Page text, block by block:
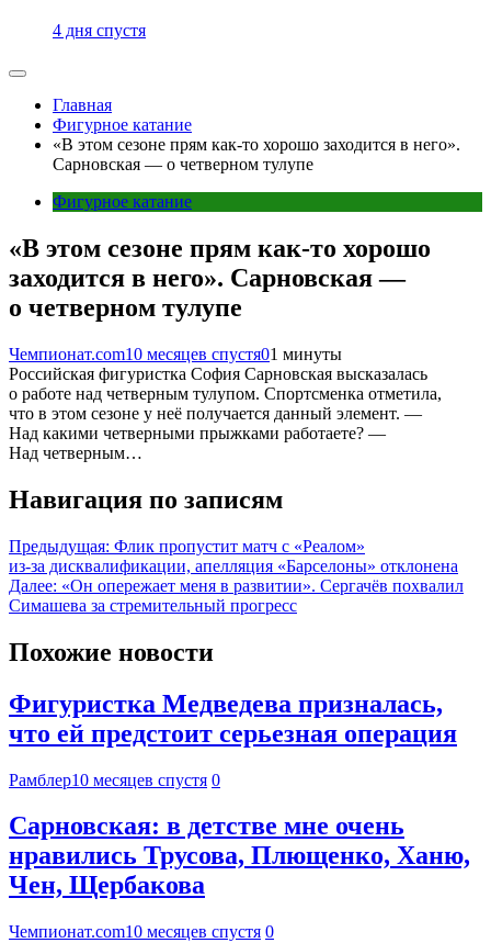
4 дня спустя
Главная
Фигурное катание
«В этом сезоне прям как-то хорошо заходится в него».
Сарновская — о четверном тулупе
Фигурное катание
«В этом сезоне прям как-то хорошо
заходится в него». Сарновская —
о четверном тулупе
Чемпионат.com10 месяцев спустя01 минуты
Российская фигуристка София Сарновская высказалась
о работе над четверным тулупом. Спортсменка отметила,
что в этом сезоне у неё получается данный элемент. —
Над какими четверными прыжками работаете? —
Над четверным…
Навигация по записям
Предыдущая: Флик пропустит матч с «Реалом»
из‑за дисквалификации, апелляция «Барселоны» отклонена
Далее: «Он опережает меня в развитии». Сергачёв похвалил
Симашева за стремительный прогресс
Похожие новости
Фигуристка Медведева призналась,
что ей предстоит серьезная операция
Рамблер10 месяцев спустя 0
Сарновская: в детстве мне очень
нравились Трусова, Плющенко, Ханю,
Чен, Щербакова
Чемпионат.com10 месяцев спустя 0